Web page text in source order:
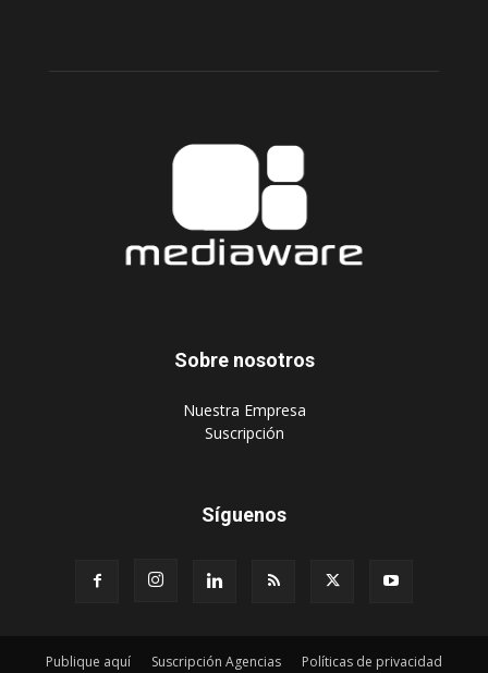
Sobre nosotros
‎Nuestra Empresa
‎Suscripción
Síguenos
Publique aquí Suscripción Agencias Políticas de privacidad